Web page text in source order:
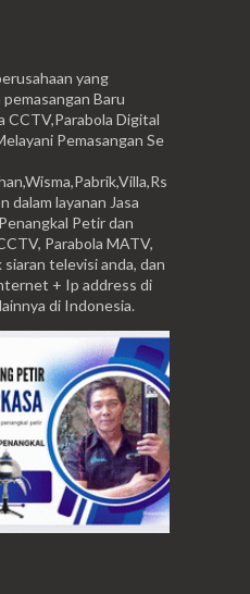
yang
Baru
CCTV,Parabola Digital
Pemasangan Se
dalam layanan Jasa
Petir dan
Parabola MATV,
televisi anda, dan
+ Ip address di
di Indonesia.